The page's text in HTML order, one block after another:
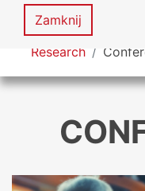
Zamknij
MENU
You are here
Research